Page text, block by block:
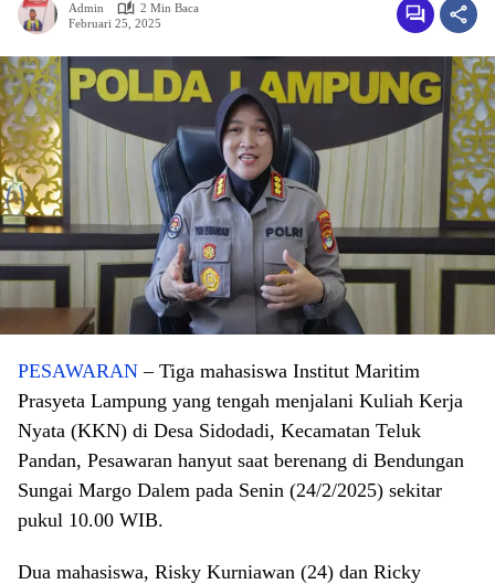
Admin
2 Min Baca
Februari 25, 2025
PESAWARAN – Tiga mahasiswa Institut Maritim
Prasyeta Lampung yang tengah menjalani Kuliah Kerja
Nyata (KKN) di Desa Sidodadi, Kecamatan Teluk
Pandan, Pesawaran hanyut saat berenang di Bendungan
Sungai Margo Dalem pada Senin (24/2/2025) sekitar
pukul 10.00 WIB.
Dua mahasiswa, Risky Kurniawan (24) dan Ricky